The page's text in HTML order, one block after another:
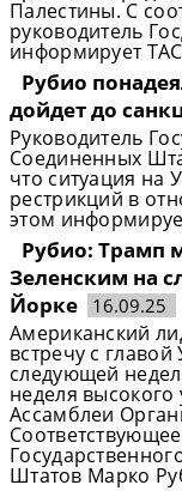
Палестины. С
руководитель
информирует
Рубио
дойдет до
Руководитель
Соединенных
что ситуация на
рестрикций в
этом
Рубио: Трамп
Зеленским на
Йорке
16.09.25
Американский
встречу с
следующей
неделя
Ассамблеи
Штатов Марко